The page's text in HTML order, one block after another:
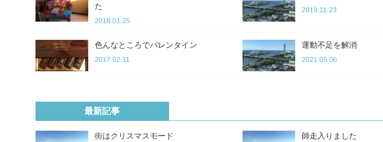
た
2018.01.25
2019.11.23
色んなところでバレンタイン
2017.02.11
運動不足を解消
2021.05.06
最新記事
街はクリスマスモード 師走入りました